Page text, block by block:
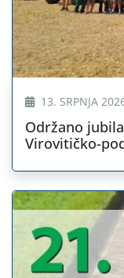
13. SRPNJA
Održano
Virovitičko-